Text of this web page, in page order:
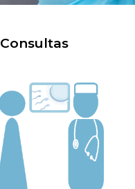
Consultas